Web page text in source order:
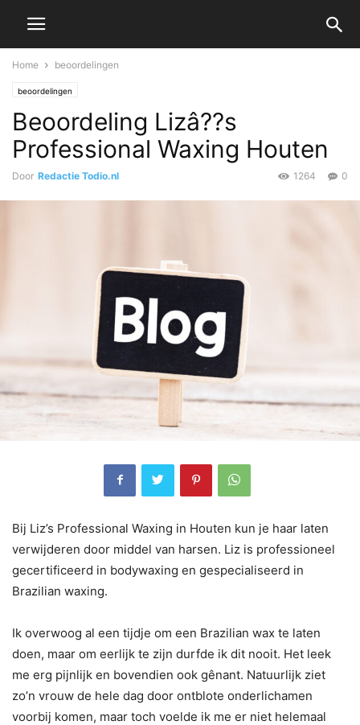
Home beoordelingen
beoordelingen
Beoordeling Lizâ??s
Professional Waxing Houten
Door Redactie Todio.nl 0
1264
Bij Liz’s Professional Waxing in Houten kun je haar laten
verwijderen door middel van harsen. Liz is professioneel
gecertificeerd in bodywaxing en gespecialiseerd in
Brazilian waxing.
Ik overwoog al een tijdje om een Brazilian wax te laten
doen, maar om eerlijk te zijn durfde ik dit nooit. Het leek
me erg pijnlijk en bovendien ook gênant. Natuurlijk ziet
zo’n vrouw de hele dag door ontblote onderlichamen
voorbij komen, maar toch voelde ik me er niet helemaal